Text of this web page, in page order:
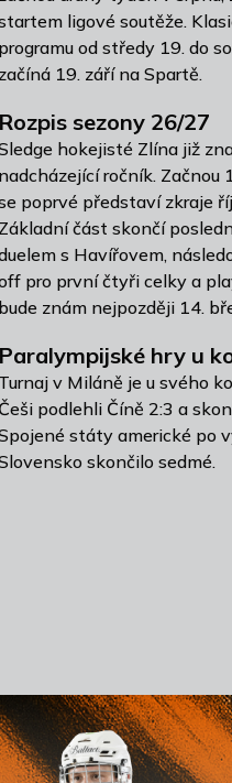
ligové soutěže.
programu od středy 19. do
začíná 19. září na Spartě.
Rozpis sezony 26/27
hokejisté Zlína již
nadcházející ročník. Začnou
poprvé představí zkraje
Základní část skončí
s Havířovem,
pro první čtyři celky a
bude znám nejpozději 14.
Paralympijské hry u
Turnaj v Miláně je u svého
Češi podlehli Číně 2:3 a
státy americké po
skončilo sedmé.